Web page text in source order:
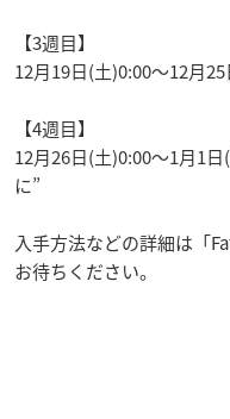
【3週目】
12月19日(土)0:00～12月
【4週目】
12月26日(土)0:00～1月1
に”
入手方法などの詳細は「
お待ちください。